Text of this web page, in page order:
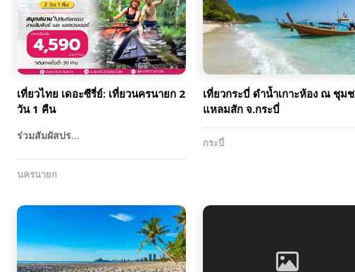
เที่ยวไทย เดอะซีรี่ย์: เที่ยวนครนายก 2
วัน 1 คืน
ร่วมสัมผัสปร…
นครนายก
เที่ยวกระบี่ ดำน้ำเกาะห้อง ณ ชุม
แหลมสัก จ.กระบี่
กระบี่